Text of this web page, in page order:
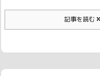
記事を読む